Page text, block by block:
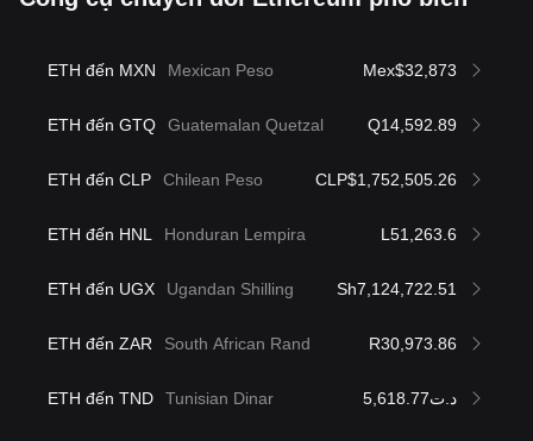
ETH đến MXN Mexican Peso Mex$32,873
ETH đến GTQ Guatemalan Quetzal Q14,592.89
ETH đến CLP Chilean Peso CLP$1,752,505.26
ETH đến HNL Honduran Lempira L51,263.6
ETH đến UGX Ugandan Shilling Sh7,124,722.51
ETH đến ZAR South African Rand R30,973.86
ETH đến TND Tunisian Dinar د.ت5,618.77